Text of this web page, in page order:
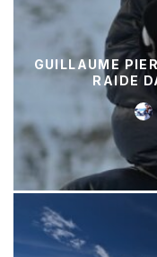
GUILLAUME
RAIDE